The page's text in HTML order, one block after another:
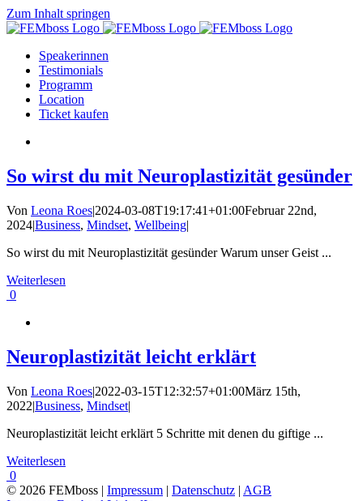
Zum Inhalt springen
Speakerinnen
Testimonials
Programm
Location
Ticket kaufen
So wirst du mit Neuroplastizität gesünder
Von Leona Roes|2024-03-08T19:17:41+01:00Februar 22nd,
2024|Business, Mindset, Wellbeing|
So wirst du mit Neuroplastizität gesünder Warum unser Geist ...
Weiterlesen
0
Neuroplastizität leicht erklärt
Von Leona Roes|2022-03-15T12:32:57+01:00März 15th,
2022|Business, Mindset|
Neuroplastizität leicht erklärt 5 Schritte mit denen du giftige ...
Weiterlesen
0
© 2026 FEMboss | Impressum | Datenschutz | AGB